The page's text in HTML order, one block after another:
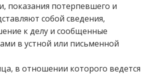
показания потерпевшего и
собой сведения,
к делу и сообщенные
в устной или письменной
в отношении которого ведется